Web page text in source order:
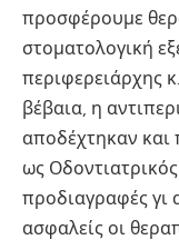
προσφέρουμε
στοματολογική
περιφερειάρχης
βέβαια, η
αποδέχτηκαν και
ως
προδιαγραφές γι
ασφαλείς οι